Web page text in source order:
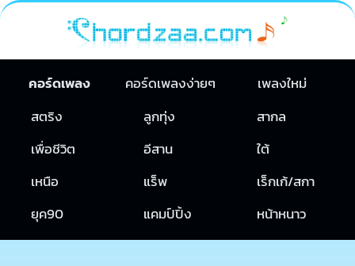
คอร์ดเพลง คอร์ดเพลงง่ายๆ
เพลงใหม่
สตริง
ลูกทุ่ง
สากล
เพื่อชีวิต
อีสาน
ใต้
เหนือ
แร็พ
เร็กเก้/สกา
ยุค90
แคมป์ปิ้ง หน้าหนาว